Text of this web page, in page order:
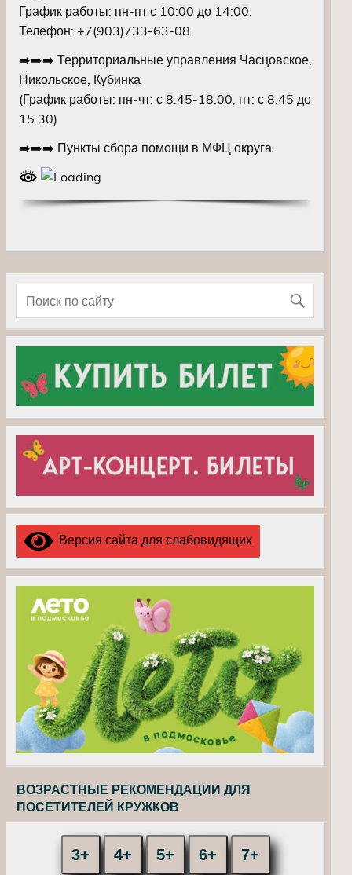
График работы: пн-пт с 10:00 до 14:00.
Телефон: +7(903)733-63-08.
➡️➡️➡️ Территориальные управления Часцовское,
Никольское, Кубинка
(График работы: пн-чт: с 8.45-18.00, пт: с 8.45 до
15.30)
➡️➡️➡️ Пункты сбора помощи в МФЦ округа.
Версия сайта для слабовидящих
ВОЗРАСТНЫЕ РЕКОМЕНДАЦИИ ДЛЯ
ПОСЕТИТЕЛЕЙ КРУЖКОВ
3+ 4+ 5+ 6+ 7+